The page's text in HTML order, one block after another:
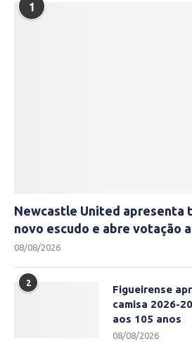
1
Newcastle United apresenta
novo escudo e abre votação
08/08/2026
2
Figueirense
camisa 2026-
aos 105 anos
08/08/2026